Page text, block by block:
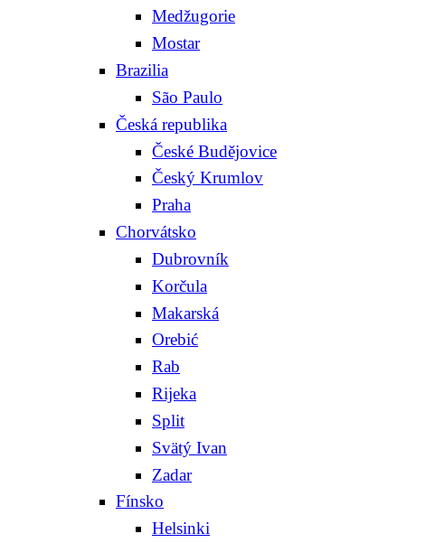
Medžugorie
Mostar
Brazilia
São Paulo
Česká republika
České Budějovice
Český Krumlov
Praha
Chorvátsko
Dubrovník
Korčula
Makarská
Orebić
Rab
Rijeka
Split
Svätý Ivan
Zadar
Fínsko
Helsinki